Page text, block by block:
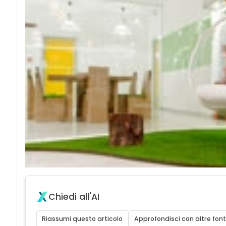
Chiedi all'AI
Riassumi questo articolo Approfondisci con altre